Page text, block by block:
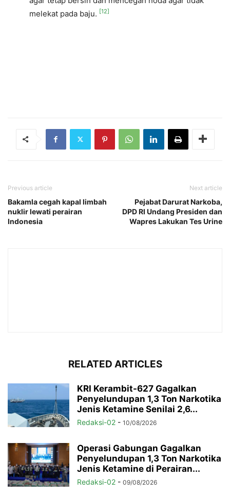
melekat pada baju. [12]
Previous article
Bakamla cegah kapal limbah
nuklir lewati perairan
Indonesia
Next article
Pejabat Darurat Narkoba,
DPD RI Undang Presiden dan
Wapres Lakukan Tes Urine
RELATED ARTICLES
KRI Kerambit-627 Gagalkan
Penyelundupan 1,3 Ton Narkotika
Jenis Ketamine Senilai 2,6...
Redaksi-02 - 10/08/2026
Operasi Gabungan Gagalkan
Penyelundupan 1,3 Ton Narkotika
Jenis Ketamine di Perairan...
Redaksi-02 - 09/08/2026